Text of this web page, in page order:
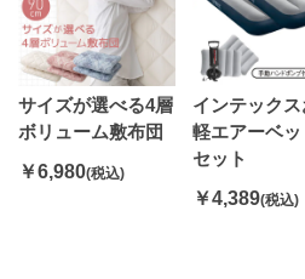
サイズが選べる4層
ボリューム敷布団
￥6,980(税込)
インテック
軽エアーベ
セット
￥4,389(税込)